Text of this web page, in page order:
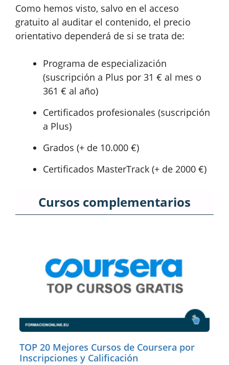
Como hemos visto, salvo en el acceso
gratuito al auditar el contenido, el precio
orientativo dependerá de si se trata de:
Programa de especialización
(suscripción a Plus por 31 € al mes o
361 € al año)
Certificados profesionales (suscripción
a Plus)
Grados (+ de 10.000 €)
Certificados MasterTrack (+ de 2000 €)
Cursos complementarios
TOP 20 Mejores Cursos de Coursera por
Inscripciones y Calificación